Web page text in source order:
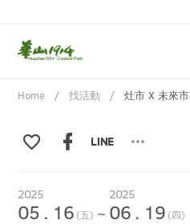
Home 找活動 灶市 X 未來市
2025
05 . 16 (五) ~
2025
06 . 19 (四)